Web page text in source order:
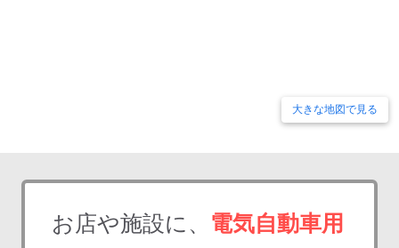
大きな地図で見る
お店や施設に、 電気自動車用